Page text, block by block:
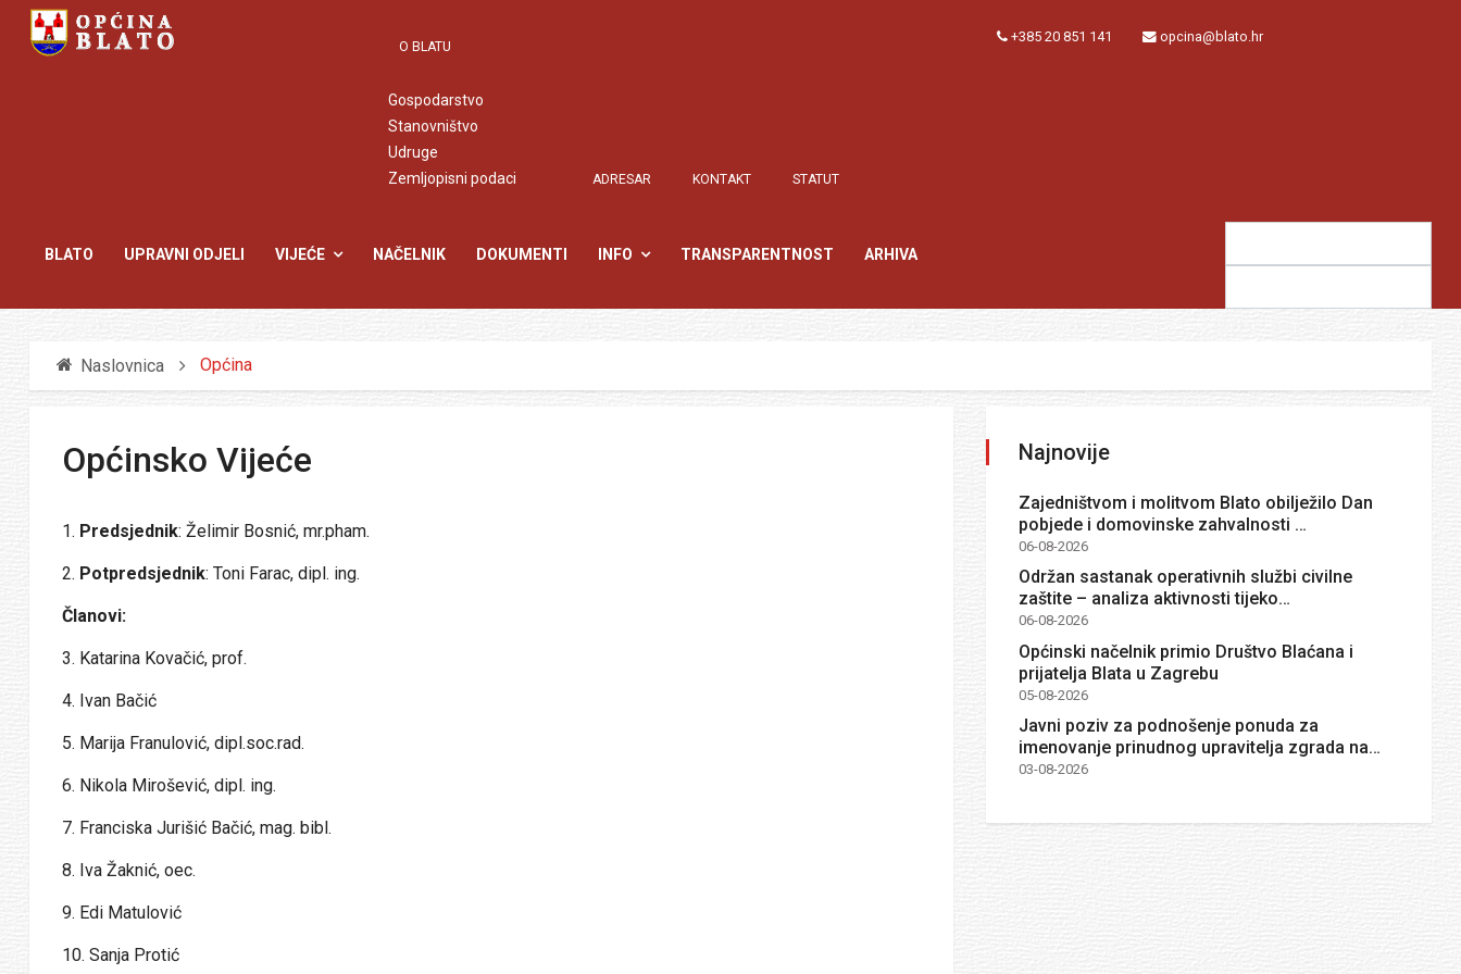
O BLATU
Gospodarstvo
Stanovništvo
Udruge
Zemljopisni podaci
ADRESAR KONTAKT STATUT
+385 20 851 141 opcina@blato.hr
BLATO UPRAVNI ODJELI VIJEĆE NAČELNIK DOKUMENTI INFO TRANSPARENTNOST ARHIVA
Naslovnica Općina
Općinsko Vijeće
1. Predsjednik: Želimir Bosnić, mr.pham.
2. Potpredsjednik: Toni Farac, dipl. ing.
Članovi:
3. Katarina Kovačić, prof.
4. Ivan Bačić
5. Marija Franulović, dipl.soc.rad.
6. Nikola Mirošević, dipl. ing.
7. Franciska Jurišić Bačić, mag. bibl.
8. Iva Žaknić, oec.
9. Edi Matulović
10. Sanja Protić
Najnovije
Zajedništvom i molitvom Blato obilježilo Dan
pobjede i domovinske zahvalnosti …
06-08-2026
Održan sastanak operativnih službi civilne
zaštite – analiza aktivnosti tijeko…
06-08-2026
Općinski načelnik primio Društvo Blaćana i
prijatelja Blata u Zagrebu
05-08-2026
Javni poziv za podnošenje ponuda za
imenovanje prinudnog upravitelja zgrada na…
03-08-2026